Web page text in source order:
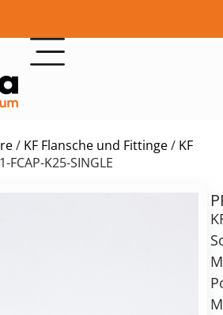
/ KF Flansche und Fittinge/ KF
FCAP-K25-SINGLE